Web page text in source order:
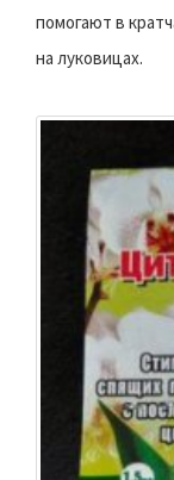
помогают в
на луковицах.